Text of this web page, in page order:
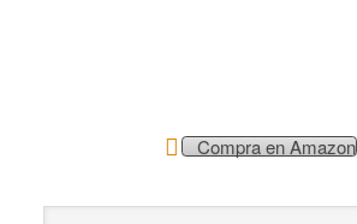
Compra en Amazon